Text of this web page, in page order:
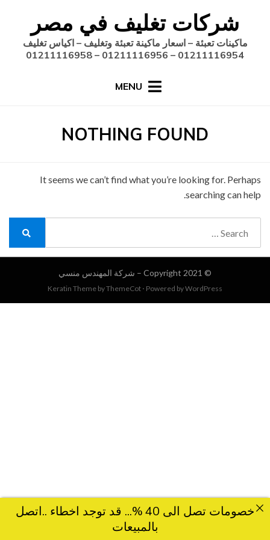
content
شركات تغليف في مصر
ماكينات تعبئة – اسعار ماكينة تعبئة وتغليف – اكياس تغليف
01211116954 – 01211116956 – 01211116958
MENU
NOTHING FOUND
It seems we can’t find what you’re looking for. Perhaps
searching can help.
© Copyright 2021 – شركة المهندس منسي
Keratin Theme byThemeCot ⋅ Powered byWordPress
خصومات تصل الى 40 %... قد توجد اخطاء ..اتصل
بالمبيعات